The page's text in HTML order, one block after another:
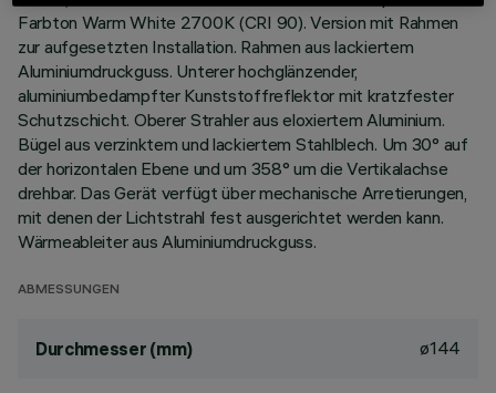
Farbton Warm White 2700K (CRI 90). Version mit Rahmen
zur aufgesetzten Installation. Rahmen aus lackiertem
Aluminiumdruckguss. Unterer hochglänzender,
aluminiumbedampfter Kunststoffreflektor mit kratzfester
Schutzschicht. Oberer Strahler aus eloxiertem Aluminium.
Bügel aus verzinktem und lackiertem Stahlblech. Um 30° auf
der horizontalen Ebene und um 358° um die Vertikalachse
drehbar. Das Gerät verfügt über mechanische Arretierungen,
mit denen der Lichtstrahl fest ausgerichtet werden kann.
Wärmeableiter aus Aluminiumdruckguss.
ABMESSUNGEN
Durchmesser (mm) ø144